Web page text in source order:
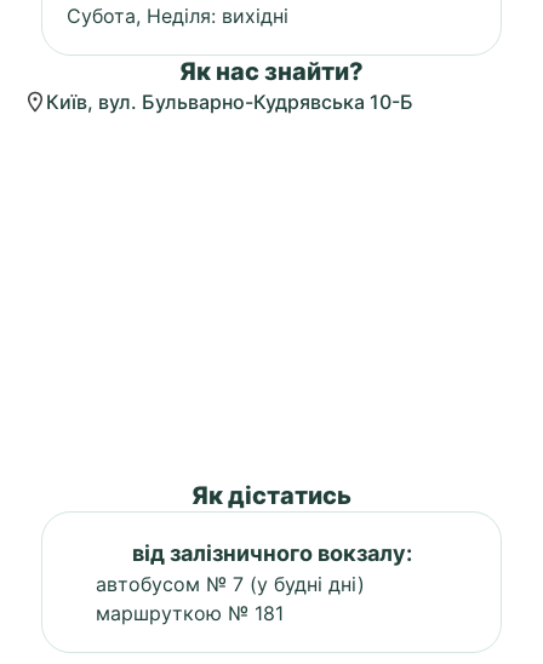
Субота, Неділя: вихідні
Як нас знайти?
Київ, вул. Бульварно-Кудрявська 10-Б
Як дістатись
від залізничного вокзалу:
автобусом № 7 (у будні дні)
маршруткою № 181